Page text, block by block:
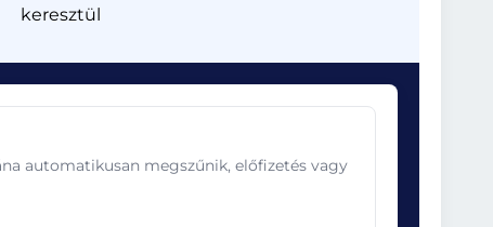
keresztül
automatikusan megszűnik, előfizetés vagy